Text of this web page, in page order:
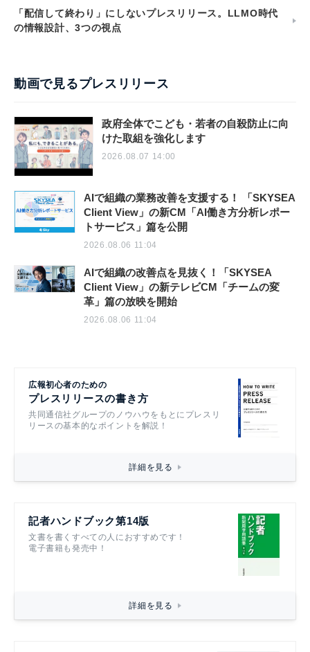
「配信して終わり」にしないプレスリリース。LLMO時代
の情報設計、3つの視点
動画で見るプレスリリース
政府全体でこども・若者の自殺防止に向
けた取組を強化します
2026.08.07 14:00
AIで組織の業務改善を支援する！ 「SKYSEA
Client View」の新CM「AI働き方分析レポー
トサービス」篇を公開
2026.08.06 11:04
AIで組織の改善点を見抜く！「SKYSEA
Client View」の新テレビCM「チームの変
革」篇の放映を開始
2026.08.06 11:04
広報初心者のための
プレスリリースの書き方
共同通信社グループのノウハウをもとにプレスリ
リースの基本的なポイントを解説！
詳細を見る
記者ハンドブック第14版
文書を書くすべての人におすすめです！
電子書籍も発売中！
詳細を見る